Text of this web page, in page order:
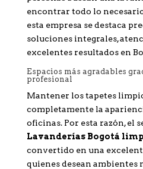
encontrar todo lo
esta empresa se destaca
soluciones integrales,
excelentes resultados en
Espacios más agradables
profesional
Mantener los tapetes
completamente la
oficinas. Por esta razón, el
Lavanderías Bogotá
convertido en una
quienes desean ambientes